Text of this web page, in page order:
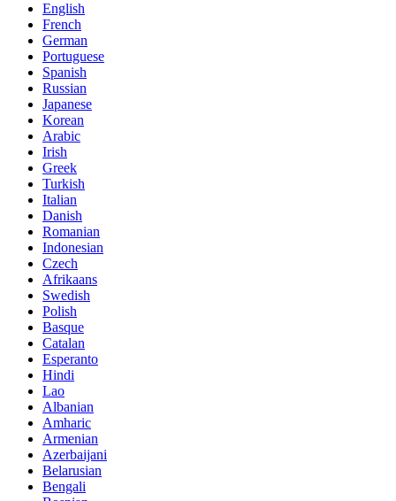
English
French
German
Portuguese
Spanish
Russian
Japanese
Korean
Arabic
Irish
Greek
Turkish
Italian
Danish
Romanian
Indonesian
Czech
Afrikaans
Swedish
Polish
Basque
Catalan
Esperanto
Hindi
Lao
Albanian
Amharic
Armenian
Azerbaijani
Belarusian
Bengali